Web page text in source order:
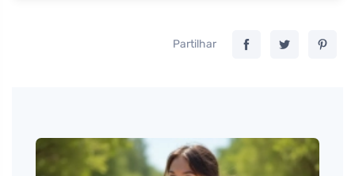
Partilhar